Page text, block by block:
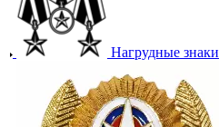
Нагрудные знаки